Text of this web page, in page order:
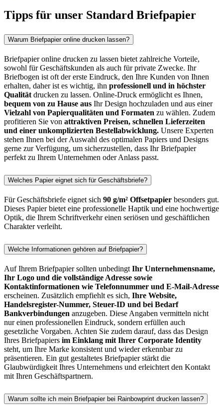
Tipps für unser Standard Briefpapier
Warum Briefpapier online drucken lassen?
Briefpapier online drucken zu lassen bietet zahlreiche Vorteile,
sowohl für Geschäftskunden als auch für private Zwecke. Ihr
Briefbogen ist oft der erste Eindruck, den Ihre Kunden von Ihnen
erhalten, daher ist es wichtig, ihn professionell und in höchster
Qualität drucken zu lassen. Online-Druck ermöglicht es Ihnen,
bequem von zu Hause aus Ihr Design hochzuladen und aus einer
Vielzahl von Papierqualitäten und Formaten zu wählen. Zudem
profitieren Sie von attraktiven Preisen, schnellen Lieferzeiten
und einer unkomplizierten Bestellabwicklung. Unsere Experten
stehen Ihnen bei der Auswahl des optimalen Papiers und Designs
gerne zur Verfügung, um sicherzustellen, dass Ihr Briefpapier
perfekt zu Ihrem Unternehmen oder Anlass passt.
Welches Papier eignet sich für Geschäftsbriefe?
Für Geschäftsbriefe eignet sich 90 g/m² Offsetpapier besonders gut.
Dieses Papier bietet eine professionelle Haptik und eine hochwertige
Optik, die Ihrem Schriftverkehr einen seriösen und geschäftlichen
Charakter verleiht.
Welche Informationen gehören auf Briefpapier?
Auf Ihrem Briefpapier sollten unbedingt Ihr Unternehmensname,
Ihr Logo und die vollständige Adresse sowie
Kontaktinformationen wie Telefonnummer und E-Mail-Adresse
erscheinen. Zusätzlich empfiehlt es sich, Ihre Website,
Handelsregister-Nummer, Steuer-ID und bei Bedarf
Bankverbindungen anzugeben. Diese Angaben vermitteln nicht
nur einen professionellen Eindruck, sondern erfüllen auch
gesetzliche Vorgaben. Achten Sie zudem darauf, dass das Design
Ihres Briefpapiers im Einklang mit Ihrer Corporate Identity
steht, um Ihre Marke konsistent und wieder erkennbar zu
präsentieren. Ein gut gestaltetes Briefpapier stärkt die
Glaubwürdigkeit Ihres Unternehmens und erleichtert den Kontakt
mit Ihren Geschäftspartnern.
Warum sollte ich mein Briefpapier bei Rainbowprint drucken lassen?